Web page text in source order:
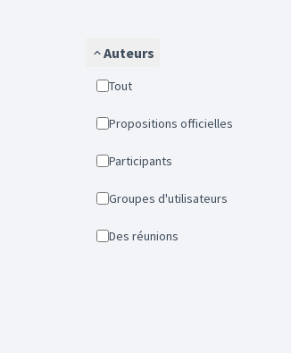
Auteurs
Tout
Propositions officielles
Participants
Groupes d'utilisateurs
Des réunions